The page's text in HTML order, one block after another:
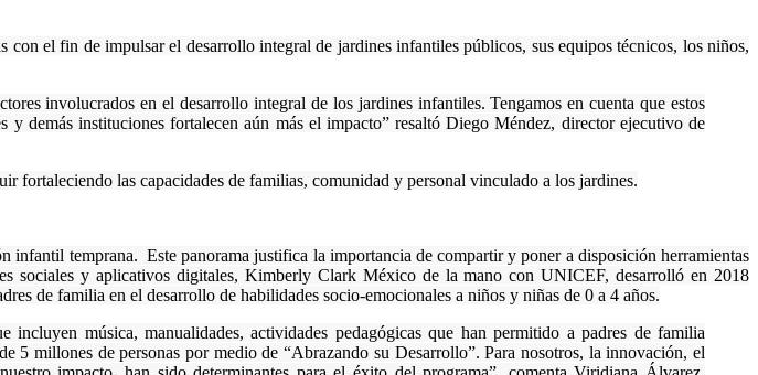
el fin de impulsar el desarrollo integral de jardines infantiles públicos, sus equipos técnicos, los niños,
involucrados en el desarrollo integral de los jardines infantiles. Tengamos en cuenta que estos
demás instituciones fortalecen aún más el impacto” resaltó Diego Méndez, director ejecutivo de
fortaleciendo las capacidades de familias, comunidad y personal vinculado a los jardines.
temprana. Este panorama justifica la importancia de compartir y poner a disposición herramientas
sociales y aplicativos digitales, Kimberly Clark México de la mano con UNICEF, desarrolló en 2018
de familia en el desarrollo de habilidades socio-emocionales a niños y niñas de 0 a 4 años.
música, manualidades, actividades pedagógicas que han permitido a padres de familia
5 millones de personas por medio de “Abrazando su Desarrollo”. Para nosotros, la innovación, el